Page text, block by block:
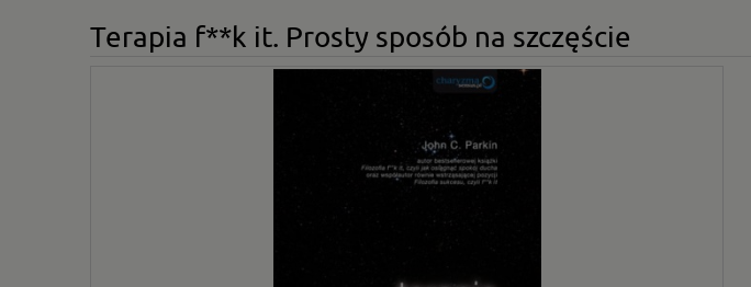
Terapia f**k it. Prosty sposób na szczęście